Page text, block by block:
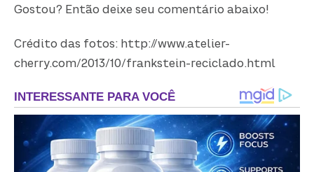
Gostou? Então deixe seu comentário abaixo!
Crédito das fotos: http://www.atelier-
cherry.com/2013/10/frankstein-reciclado.html